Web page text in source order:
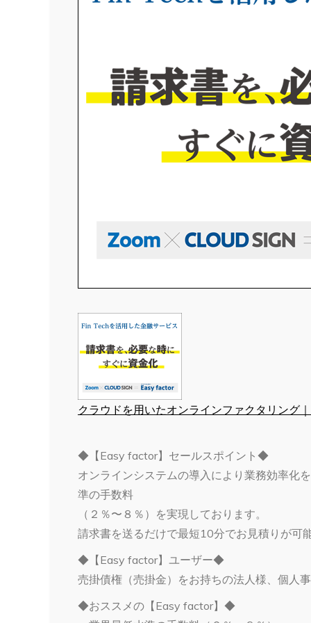
クラウドを用いたオンラインファクタリング
◆【Easy factor】セールスポイント◆
オンラインシステムの導入により業務効率化
準の手数料
（２％〜８％）を実現しております。
請求書を送るだけで最短10分でお見積りが可
◆【Easy factor】ユーザー◆
売掛債権（売掛金）をお持ちの法人様、個人
◆おススメの【Easy factor】◆